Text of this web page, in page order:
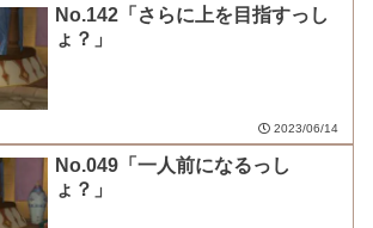
No.142「さらに上を目指すっし
ょ？」
2023/06/14
No.049「一人前になるっし
ょ？」